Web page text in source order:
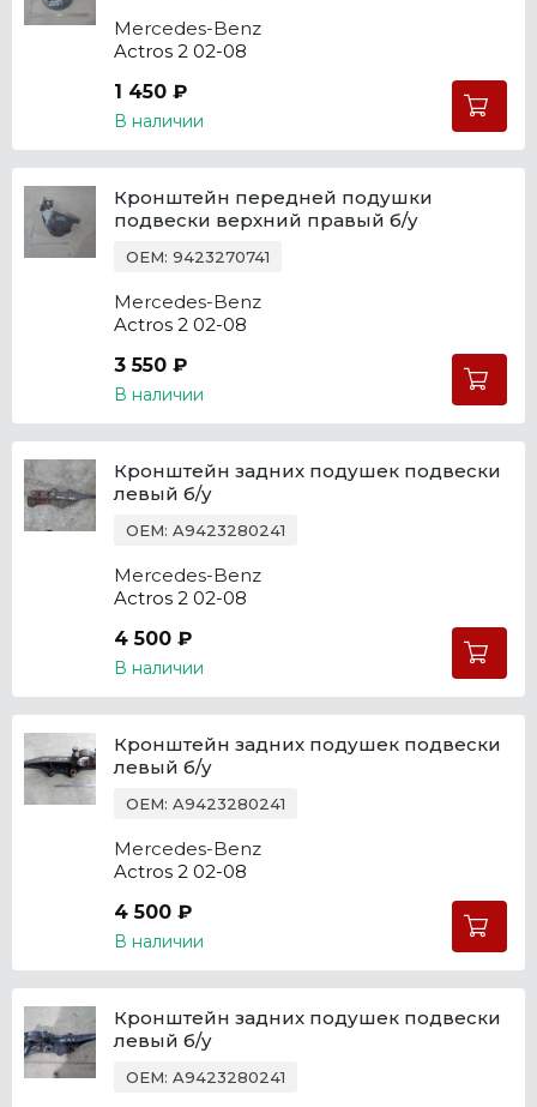
Mercedes-Benz
Actros 2 02-08
1 450 ₽
В наличии
Кронштейн передней подушки
подвески верхний правый б/у
OEM: 9423270741
Mercedes-Benz
Actros 2 02-08
3 550 ₽
В наличии
Кронштейн задних подушек подвески
левый б/у
OEM: A9423280241
Mercedes-Benz
Actros 2 02-08
4 500 ₽
В наличии
Кронштейн задних подушек подвески
левый б/у
OEM: A9423280241
Mercedes-Benz
Actros 2 02-08
4 500 ₽
В наличии
Кронштейн задних подушек подвески
левый б/у
OEM: A9423280241